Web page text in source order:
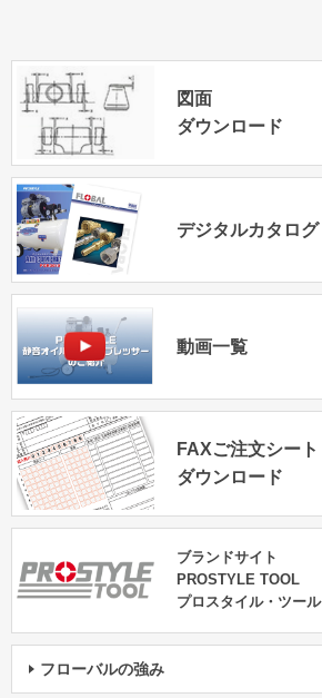
図面
ダウンロード
デジタルカタログ
動画一覧
FAXご注文シート
ダウンロード
ブランドサイト
PROSTYLE TOOL
プロスタイル・ツール
フローバルの強み